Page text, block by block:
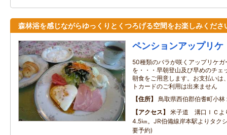
森林浴を感じながらゆっくりとくつろげる空間をお楽しみくださ
ペンションアップリケ
50種類のバラが咲くアップリケ
を・・・早朝登山及び早めのチェ
朝食をご用意します。お支払いは
トカードのご利用は出来ません
住所
鳥取県西伯郡伯耆町小林
アクセス
米子道 溝口ＩＣよ
4.5㎞。JR伯備線岸本駅よりタク
要予約)